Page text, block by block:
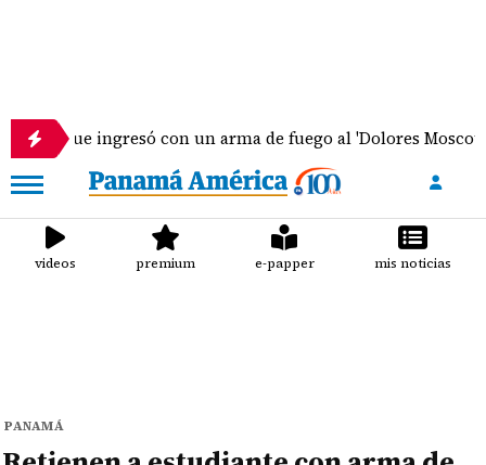
con un arma de fuego al 'Dolores Moscote'
videos premium e-papper mis noticias
PANAMÁ